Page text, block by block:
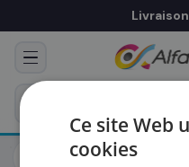
Cartouches
Brother
♻ COMMANDE
Prévoyez &
Programmez votre
vous prépare un devis
Ce site Web
cookies